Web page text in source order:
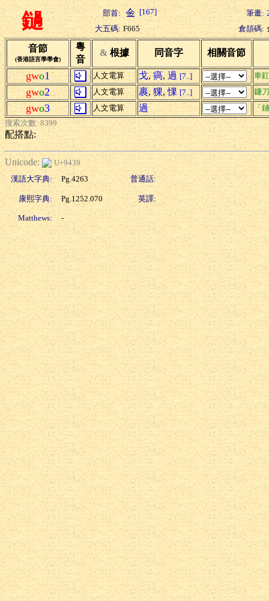
鐹 部首: [167] 筆畫:
大五碼: F665 倉頡碼:
音節
(香港語言學學會)
粵
音
& 根據 同音字 相關音節
gwo1 人文電算 戈, 瘑, 過 [7..] 車釭
gwo2 人文電算 裹, 猓,惈 [7..] 鐮刀
gwo3 人文電算 過
「
搜索次數: 8399
配搭點:
Unicode:
U+9439
漢語大字典:
Pg.4263 普通話:
康熙字典: Pg.1252.070 英譯:
Matthews: -